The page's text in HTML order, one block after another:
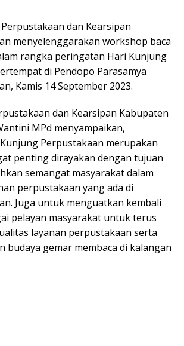
dan Kearsipan
menyelenggarakan workshop baca
rangka peringatan Hari Kunjung
di Pendopo Parasamya
Kamis 14 September 2023.
dan Kearsipan Kabupaten
MPd menyampaikan,
Perpustakaan merupakan
penting dirayakan dengan tujuan
semangat masyarakat dalam
perpustakaan yang ada di
Juga untuk menguatkan kembali
pelayan masyarakat untuk terus
layanan perpustakaan serta
budaya gemar membaca di kalangan